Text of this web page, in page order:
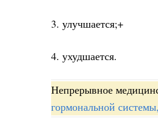
3. улучшается;+
4. ухудшается.
Непрерывное
гормональной